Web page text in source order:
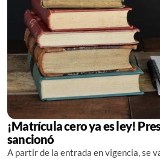
¡Matrícula cero ya es ley!
sancionó
A partir de la entrada en vigencia, se